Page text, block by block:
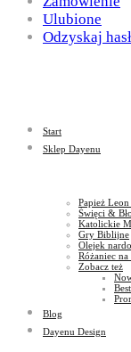
God
God
Ulubione
Odzyskaj
Start
Sklep Dayenu
Papież
Święci &
Katolickie
Gry Biblijne
Olejek
Różaniec na
Zobacz też
Blog
Dayenu Design